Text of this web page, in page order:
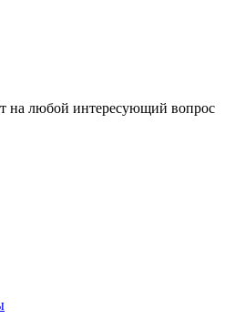
на любой интересующий вопрос